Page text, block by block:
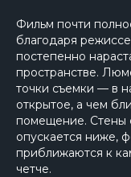
Фильм почти
благодаря
постепенно
пространстве.
точки съемки — в
открытое, а чем
помещение. Стены
опускается ниже,
приближаются к
четче.